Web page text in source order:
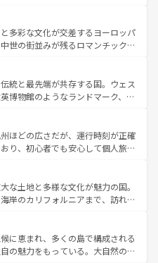
や気候が異なるスペインはその個
性で訪れる人を魅了する。 なお、新着のスペイン情報は コ
ほしい。
ている。華麗な宮殿、歴史的な大
して豊かな自然が、訪れる者を心
ランスは美食の国としても知ら
地であるランス、プロヴァンスの
ど、多彩な楽しみ方が可能だ。さ
も魅力が溢れており、どの街角に
れぞれで全く異なる文化を体験で
なお、新着のフランス情報はコンテンツ一覧
多彩な文化が交差するヨーロッパ
世の街並みが残るロマンチック街
を歩いても飽きることがない。ベ
イエルン州のアルプスの絶景、そ
ン畑といった風景は必見。ビール
してほしい。 なお、新着の
一覧を参照してほしい。
統と最先端が共存する国。ウェス
博物館のようなランドマーク、歴
ある。また、優雅なアフタヌーン
たまらない英国パブ、サッカー観
できる体験も豊富。イギリスを旅
い。
ほどの広さだが、運行時刻が正確
り、初心者でも安心して個人旅行
や、スイスならではのユニークな
観光だけでなく町歩きも満喫する
得が高いため物価も高いが、旅行
しむこともできる。 なお、新
ンツ一覧 を参照してほしい。
な土地と多様な文化が魅力の国。
岸のカリフォルニアまで、訪れる
光、ショッピング、エンターテイ
的なスポットだ。一方、アメリカ
、グランドキャニオンやイエロー
に恵まれ、多くの島で構成される
の魅力をもっている。大自然の神